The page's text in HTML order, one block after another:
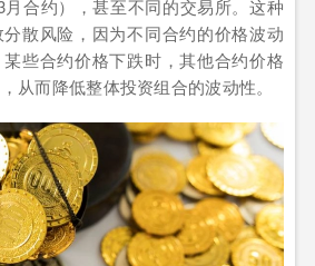
月合约），甚至不同的交易所。这种
散风险，因为不同合约的价格波动
些合约价格下跌时，其他合约价格
从而降低整体投资组合的波动性。